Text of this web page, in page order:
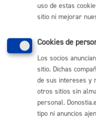
Departamento:
Normativa
Real Decreto
Se Aprueba El
Demarcación
(Texto Consolidado
Posteriores)
Resolución De 29
uso de estas
sitio ni mejorar
Cookies de
Los socios
sitio. Dichas
de sus intereses y
otros sitios sin
personal.
tipo ni anuncios